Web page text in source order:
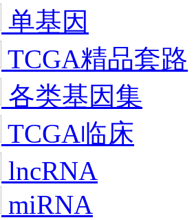
单基因
TCGA精品套路
各类基因集
TCGA临床
lncRNA
miRNA